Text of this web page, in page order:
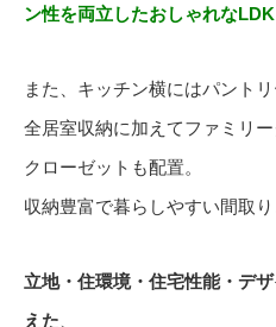
ン性を両立したおしゃれなLDK
また、キッチン横にはパントリ
全居室収納に加えてファミリ
クローゼットも配置。
収納豊富で暮らしやすい間取り
立地・住環境・住宅性能・デ
えた